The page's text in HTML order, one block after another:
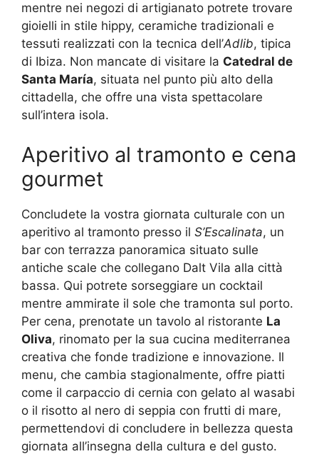
mentre nei negozi di artigianato potrete trovare
gioielli in stile hippy, ceramiche tradizionali e
tessuti realizzati con la tecnica dell’Adlib, tipica
di Ibiza. Non mancate di visitare la Catedral de
Santa María, situata nel punto più alto della
cittadella, che offre una vista spettacolare
sull’intera isola.
Aperitivo al tramonto e cena
gourmet
Concludete la vostra giornata culturale con un
aperitivo al tramonto presso il S’Escalinata, un
bar con terrazza panoramica situato sulle
antiche scale che collegano Dalt Vila alla città
bassa. Qui potrete sorseggiare un cocktail
mentre ammirate il sole che tramonta sul porto.
Per cena, prenotate un tavolo al ristorante La
Oliva, rinomato per la sua cucina mediterranea
creativa che fonde tradizione e innovazione. Il
menu, che cambia stagionalmente, offre piatti
come il carpaccio di cernia con gelato al wasabi
o il risotto al nero di seppia con frutti di mare,
permettendovi di concludere in bellezza questa
giornata all’insegna della cultura e del gusto.